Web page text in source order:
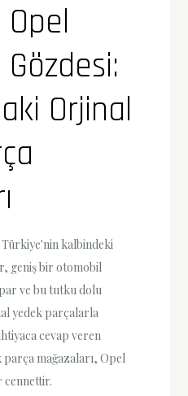
Orjinal
kalbindeki
geniş bir otomobil
ve bu tutku dolu
yedek parçalarla
cevap veren
mağazaları, Opel
cennettir.